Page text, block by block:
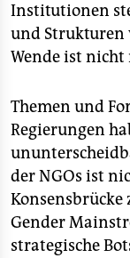
Institutionen
und Strukturen
Wende ist
Themen und
Regierungen
der NGOs ist
Konsensbrücke
Gender
strategische